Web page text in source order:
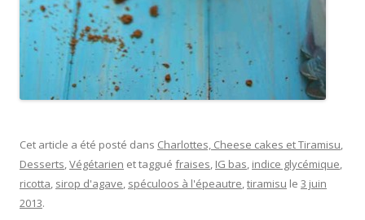
Cet article a été posté dans Charlottes, Cheese cakes et Tiramisu,
Desserts,Végétarien et taggué fraises, IG bas, indice glycémique,
ricotta, sirop d'agave, spéculoos à l'épeautre,tiramisu le 3 juin
2013.